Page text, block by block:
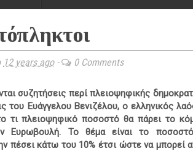
12 years ago- 0 Comments
συζητήσεις περί πλειοψηφικής
του Ευάγγελου Βενιζέλου, ο ελληνικός
τι πλειοψηφικό ποσοστό θα πάρει το
Ευρωβουλή. Το θέμα είναι το
πέσει κάτω του 10% έτσι ώστε να μπορεί